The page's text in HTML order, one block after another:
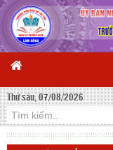
Thứ sáu, 07/08/2026